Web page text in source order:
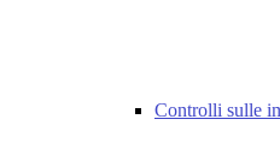
Controlli sulle